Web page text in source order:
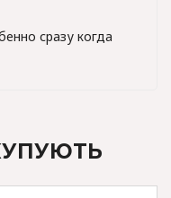
сразу когда